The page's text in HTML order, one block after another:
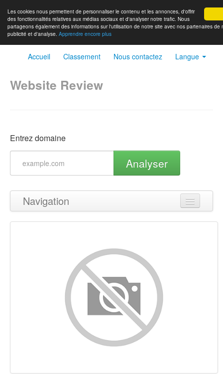
Les cookies nous permettent de personnaliser le contenu et les annonces, d'offrir
des fonctionnalités relatives aux médias sociaux et d'analyser notre trafic. Nous
partageons également des informations sur l'utilisation de notre site avec nos partenaires de
publicité et d'analyse. Apprendre encore plus
Accueil Classement Nous contactez Langue
Website Review
Entrez domaine
Analyser
Navigation
Haut de page
Mots-clefs
Ergonomie
Document